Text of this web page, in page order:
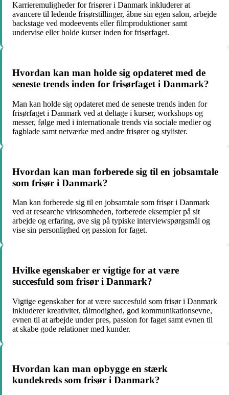
Karrieremuligheder for frisører i Danmark inkluderer at
avancere til ledende frisørstillinger, åbne sin egen salon, arbejde
backstage ved modeevents eller filmproduktioner samt
undervise eller holde kurser inden for frisørfaget.
Hvordan kan man holde sig opdateret med de
seneste trends inden for frisørfaget i Danmark?
Man kan holde sig opdateret med de seneste trends inden for
frisørfaget i Danmark ved at deltage i kurser, workshops og
messer, følge med i internationale trends via sociale medier og
fagblade samt netværke med andre frisører og stylister.
Hvordan kan man forberede sig til en jobsamtale
som frisør i Danmark?
Man kan forberede sig til en jobsamtale som frisør i Danmark
ved at researche virksomheden, forberede eksempler på sit
arbejde og erfaring, øve sig på typiske interviewspørgsmål og
vise sin personlighed og passion for faget.
Hvilke egenskaber er vigtige for at være
succesfuld som frisør i Danmark?
Vigtige egenskaber for at være succesfuld som frisør i Danmark
inkluderer kreativitet, tålmodighed, god kommunikationsevne,
evnen til at arbejde under pres, passion for faget samt evnen til
at skabe gode relationer med kunder.
Hvordan kan man opbygge en stærk
kundekreds som frisør i Danmark?